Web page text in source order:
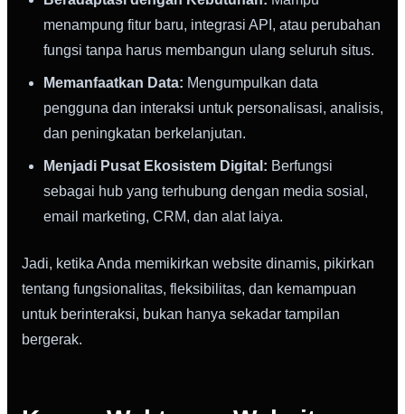
menampung fitur baru, integrasi API, atau perubahan
fungsi tanpa harus membangun ulang seluruh situs.
Memanfaatkan Data: Mengumpulkan data
pengguna dan interaksi untuk personalisasi, analisis,
dan peningkatan berkelanjutan.
Menjadi Pusat Ekosistem Digital: Berfungsi
sebagai hub yang terhubung dengan media sosial,
email marketing, CRM, dan alat laiya.
Jadi, ketika Anda memikirkan website dinamis, pikirkan
tentang fungsionalitas, fleksibilitas, dan kemampuan
untuk berinteraksi, bukan hanya sekadar tampilan
bergerak.